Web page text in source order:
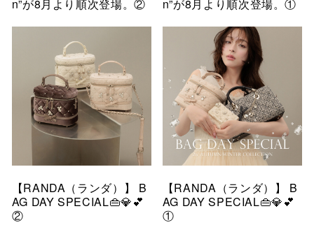
n”が8月より順次登場。② n”が8月より順次登場。①
【RANDA（ランダ）】 B
AG DAY SPECIAL👜💎💕
②
【RANDA（ランダ）】 B
AG DAY SPECIAL👜💎💕
①